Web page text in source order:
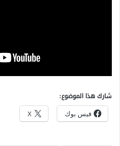
شارك هذا الموضوع:
فيس بوك X